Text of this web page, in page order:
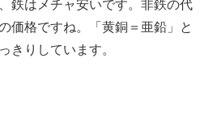
鉄はメチャ安いです。非鉄の代
価格ですね。「黄銅＝亜鉛」と
きりしています。